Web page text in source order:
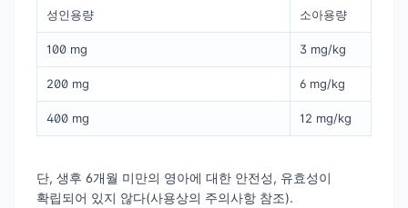
성인용량 소아용량
100 mg 3 mg/kg
200 mg 6 mg/kg
400 mg 12 mg/kg
단, 생후 6개월 미만의 영아에 대한 안전성, 유효성이
확립되어 있지 않다(사용상의 주의사항 참조).